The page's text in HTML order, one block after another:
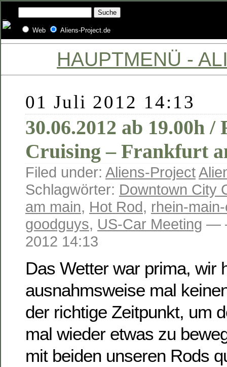
Web Aliens-Project.de
HAUPTMENÜ -
01 Juli 2012 14:13
30.06.2012 ab 19.00h
Cruising – Frankfurt
Filed under: Aliens-Project
Schlagwörter: Downtown City
am main, Hot Rod, rhein-
goodguys, US-Car Meeting —
2012 14:13
Das Wetter war prima, wir
ausnahmsweise mal
der richtige Zeitpunkt, um
mal wieder etwas zu
mit beiden unseren Rods